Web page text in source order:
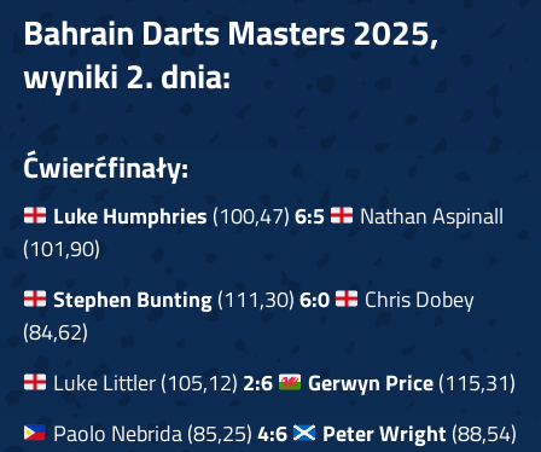
Bahrain Darts Masters 2025,
wyniki 2. dnia:
Ćwierćfinały:
Luke Humphries (100,47)6:5
Nathan Aspinall
(101,90)
Stephen Bunting(111,30)6:0
Chris Dobey
(84,62)
Luke Littler (105,12) 2:6 Gerwyn Price(115,31)
Paolo Nebrida (85,25)4:6 Peter Wright(88,54)